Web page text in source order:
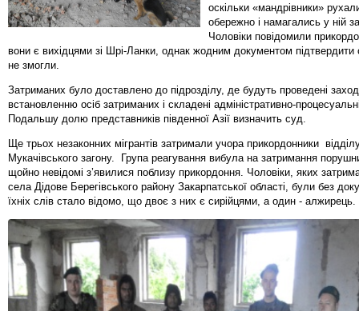
оскільки «мандрівники»
обережно і намагались у ній
Чоловіки повідомили
вони є вихідцями зі Шрі-Ланки, однак жодним документом підтвердити
не змогли.
Затриманих було доставлено до підрозділу, де будуть проведені
встановленню осіб затриманих і складені адміністративно-
Подальшу долю представників південної Азії визначить суд.
Ще трьох незаконних мігрантів затримали учора прикордонники
Мукачівського загону. Група реагування вибула на затримання
щойно невідомі з’явилися поблизу прикордоння. Чоловіки, яких
села Дідове Берегівського району Закарпатської області, були без
їхніх слів стало відомо, що двоє з них є сирійцями, а один - алжирець.